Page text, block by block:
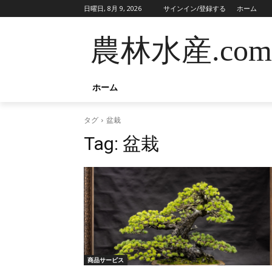
日曜日, 8月 9, 2026 サインイン/登録する ホーム
農林水産.com
ホーム
タグ 盆栽
Tag: 盆栽
商品サービス